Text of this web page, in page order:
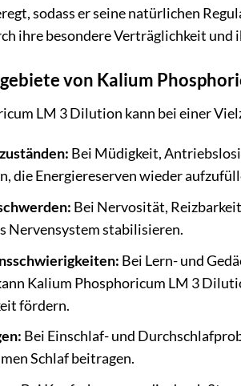
sodass er seine natürlichen
ihre besondere Verträglichkeit
von Kalium
LM 3 Dilution kann bei einer
Bei Müdigkeit,
die Energiereserven wieder
Bei Nervosität,
Nervensystem stabilisieren.
Bei Lern- und
Kalium Phosphoricum LM 3
fördern.
Bei Einschlaf- und
Schlaf beitragen.